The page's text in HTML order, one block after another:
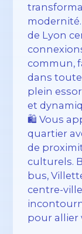
de Lyon
commun,
dans
plein
et
🛍️ Vous
quartier
de
culturels.
bus,
centre-
pour allier